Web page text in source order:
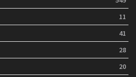
11
41
28
20